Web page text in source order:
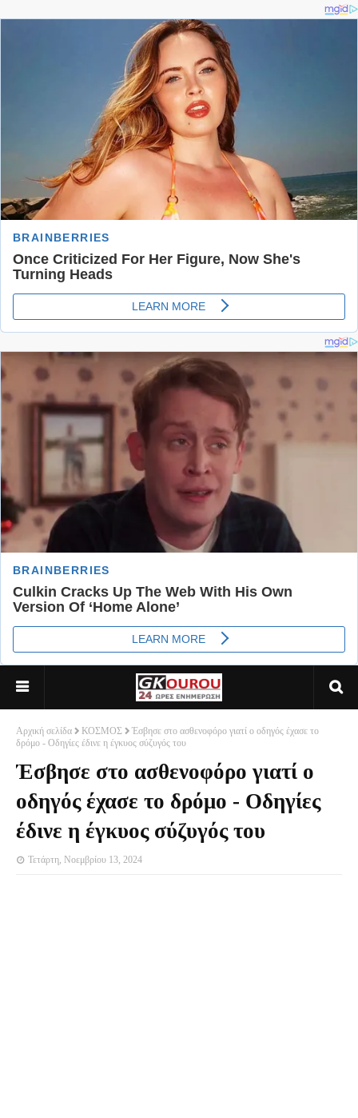
Αρχική σελίδα ΚΟΣΜΟΣ
Έσβησε στο ασθενοφόρο γιατί ο οδηγός έχασε το
δρόμο - Οδηγίες έδινε η έγκυος σύζυγός του
Έσβησε στο ασθενοφόρο γιατί ο
οδηγός έχασε το δρόμο - Οδηγίες
έδινε η έγκυος σύζυγός του
Τετάρτη, Νοεμβρίου 13, 2024